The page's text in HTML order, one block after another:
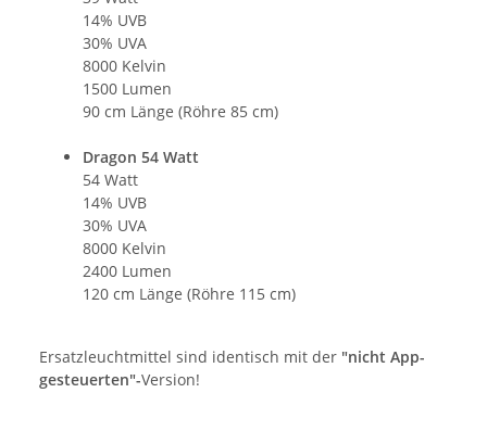
14% UVB
30% UVA
8000 Kelvin
1500 Lumen
90 cm Länge (Röhre 85 cm)
Dragon 54 Watt
54 Watt
14% UVB
30% UVA
8000 Kelvin
2400 Lumen
120 cm Länge (Röhre 115 cm)
Ersatzleuchtmittel sind identisch mit der "nicht App-
gesteuerten"-Version!